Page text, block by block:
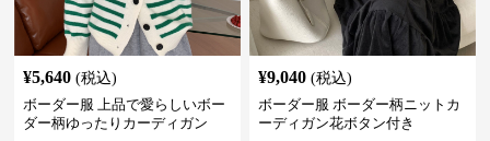
¥5,640 (税込)
ボーダー服 上品で愛らしいボー
ダー柄ゆったりカーディガン
¥9,040 (税込)
ボーダー服 ボーダー柄ニットカ
ーディガン花ボタン付き